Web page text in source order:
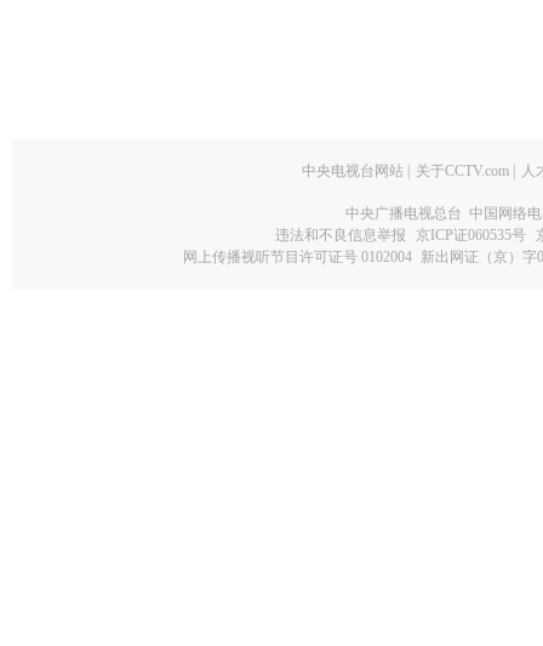
中央电视台网站 关于CCTV.com 人
中央广播电视总台 中国网络
违法和不良信息举报
京ICP证060535号
网上传播视听节目许可证号 0102004 新出网证（京）